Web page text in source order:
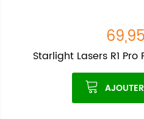
Starlight Lasers R1